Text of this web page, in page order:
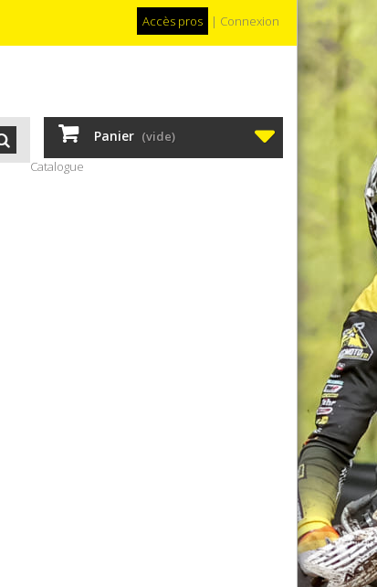
Accès pros | Connexion
Panier (vide)
Catalogue